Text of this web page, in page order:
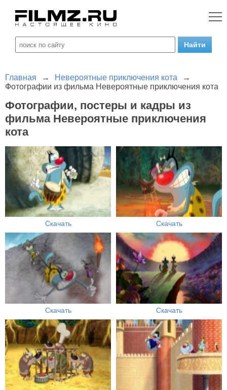
Главная → Невероятные приключения кота
→
Фотографии из фильма Невероятные приключения кота
Фотографии, постеры и кадры из
фильма Невероятные приключения
кота
Скачать Скачать
Скачать Скачать